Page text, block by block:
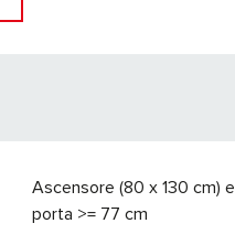
Ascensore (80 x 130 cm) e
porta >= 77 cm